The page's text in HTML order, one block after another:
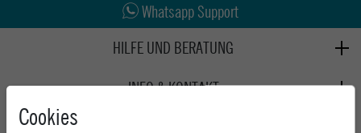
Whatsapp Support
HILFE UND BERATUNG
INFO & KONTAKT
Cookies